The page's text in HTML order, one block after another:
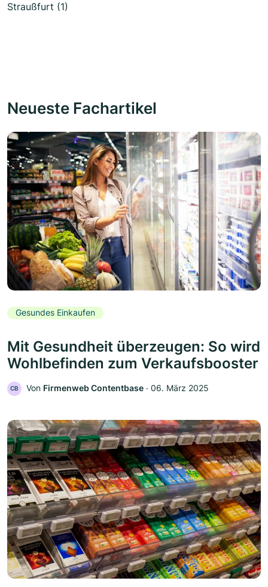
Straußfurt (1)
Neueste Fachartikel
Gesundes Einkaufen
Mit Gesundheit überzeugen: So wird
Wohlbefinden zum Verkaufsbooster
CB Von Firmenweb Contentbase ‧ 06. März 2025